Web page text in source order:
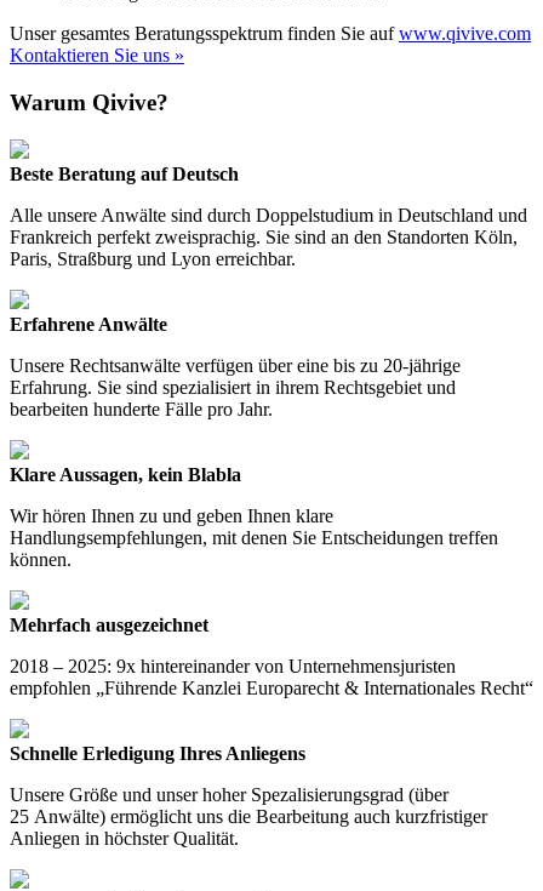
Unser gesamtes Beratungsspektrum finden Sie aufwww.qivive.com
Kontaktieren Sie uns »
Warum Qivive?
Beste Beratung auf Deutsch
Alle unsere Anwälte sind durch Doppelstudium in Deutschland und
Frankreich perfekt zweisprachig. Sie sind an den Standorten Köln,
Paris, Straßburg und Lyon erreichbar.
Erfahrene Anwälte
Unsere Rechtsanwälte verfügen über eine bis zu 20-jährige
Erfahrung. Sie sind spezialisiert in ihrem Rechtsgebiet und
bearbeiten hunderte Fälle pro Jahr.
Klare Aussagen, kein Blabla
Wir hören Ihnen zu und geben Ihnen klare
Handlungsempfehlungen, mit denen Sie Entscheidungen treffen
können.
Mehrfach ausgezeichnet
2018 – 2025: 9x hintereinander von Unternehmensjuristen
empfohlen „Führende Kanzlei Europarecht & Internationales Recht“
Schnelle Erledigung Ihres Anliegens
Unsere Größe und unser hoher Spezalisierungsgrad (über
25 Anwälte) ermöglicht uns die Bearbeitung auch kurzfristiger
Anliegen in höchster Qualität.